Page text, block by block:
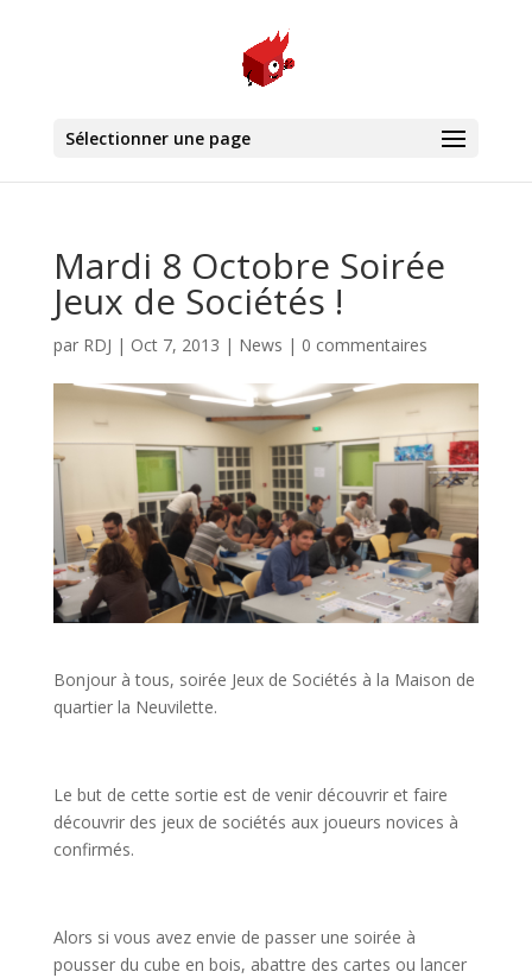
Sélectionner une page
Mardi 8 Octobre Soirée
Jeux de Sociétés !
par RDJ | Oct 7, 2013 | News | 0 commentaires
Bonjour à tous, soirée Jeux de Sociétés à la Maison de
quartier la Neuvilette.
Le but de cette sortie est de venir découvrir et faire
découvrir des jeux de sociétés aux joueurs novices à
confirmés.
Alors si vous avez envie de passer une soirée à
pousser du cube en bois, abattre des cartes ou lancer